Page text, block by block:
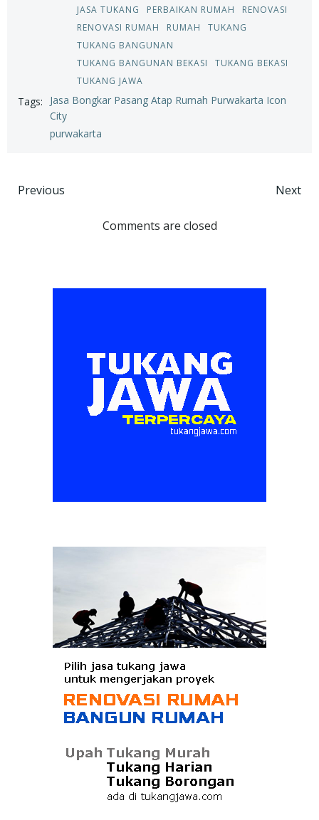
JASA TUKANG
PERBAIKAN RUMAH
RENOVASI
RENOVASI RUMAH
RUMAH
TUKANG
TUKANG BANGUNAN
TUKANG BANGUNAN BEKASI
TUKANG BEKASI
TUKANG JAWA
Tags:
Jasa Bongkar Pasang Atap Rumah Purwakarta Icon
City
purwakarta
Post
navigation
Previous
navigation
Next
Comments are closed